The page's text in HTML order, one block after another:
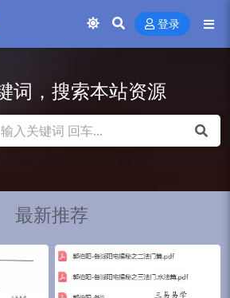
登录
词，搜索本站资源
最新推荐